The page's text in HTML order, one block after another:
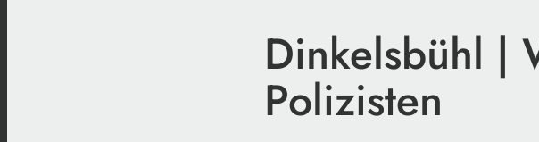
Dinkelsbühl |
Polizisten